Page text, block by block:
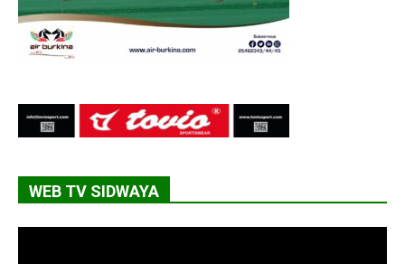
WEB TV SIDWAYA